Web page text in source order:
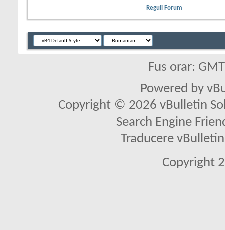
Reguli Forum
Fus orar:
Powered by
Copyright © 2026 vBulletin
Search Engine
Traducere
Copyright